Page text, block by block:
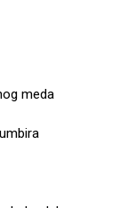
meda